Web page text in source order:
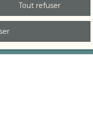
bien ?
Tout refuser